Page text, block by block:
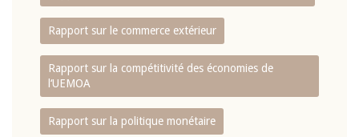
Rapport sur le commerce extérieur
Rapport sur la compétitivité des économies de
l‘UEMOA
Rapport sur la politique monétaire